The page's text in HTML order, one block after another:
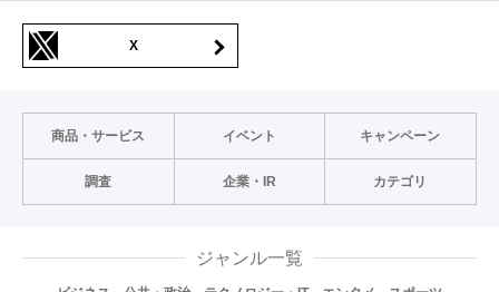
X
商品・サービス イベント キャンペーン
調査 企業・IR カテゴリ
ジャンル一覧